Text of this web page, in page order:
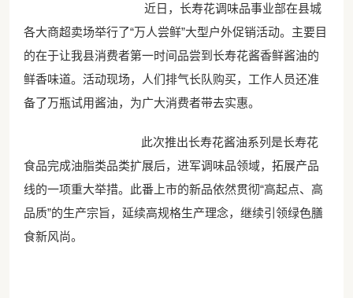
近日，长寿花调味品事业部在县城
各大商超卖场举行了“万人尝鲜”大型户外促销活动。主要目
的在于让我县消费者第一时间品尝到长寿花酱香鲜酱油的
鲜香味道。活动现场，人们排气长队购买，工作人员还准
备了万瓶试用酱油，为广大消费者带去实惠。
此次推出长寿花酱油系列是长寿花
食品完成油脂类品类扩展后，进军调味品领域，拓展产品
线的一项重大举措。此番上市的新品依然贯彻“高起点、高
品质”的生产宗旨，延续高规格生产理念，继续引领绿色膳
食新风尚。